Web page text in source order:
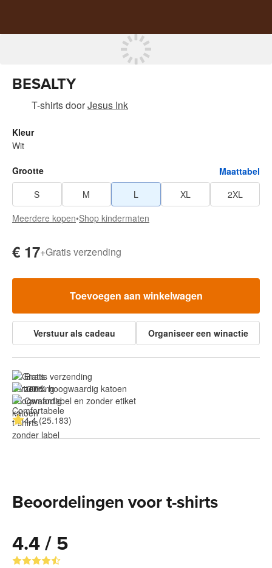
BESALTY
T-shirtsdoorJesus Ink
Kleur
Wit
Grootte
Maattabel
S
M L XL
2XL
Meerdere kopen•Shop kindermaten
€ 17+Gratis verzending
Toevoegen aan winkelwagen
Verstuur als cadeau Organiseer een winactie
Gratis verzending
100% hoogwaardig katoen
Comfortabel en zonder etiket
4.4 (25.183)
Beoordelingen voor t-shirts
4.4 / 5